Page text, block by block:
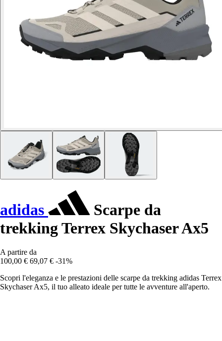
adidas
Scarpe da
trekking Terrex Skychaser Ax5
A partire da
100,00 € 69,07 € -31%
Scopri l'eleganza e le prestazioni delle scarpe da trekking adidas Terrex
Skychaser Ax5, il tuo alleato ideale per tutte le avventure all'aperto.